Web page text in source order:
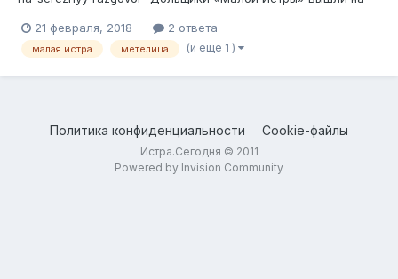
Истра 16 февраля прошло очередное совещание с
дольщиками ЖК «Метелица» и «Малая Истра». Встречу вела
21 февраля, 2018 2 ответа
малая истра метелица (и ещё 1 )
Политика конфиденциальности Cookie-файлы
Истра.Сегодня © 2011
Powered by Invision Community